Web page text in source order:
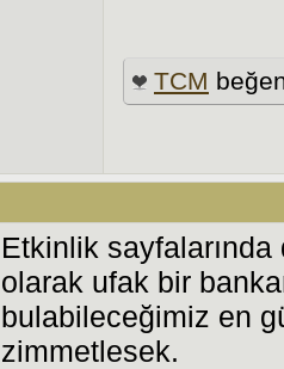
TCM
Etkinlik
olarak ufak bir
bulabileceğimiz en
zimmetlesek.